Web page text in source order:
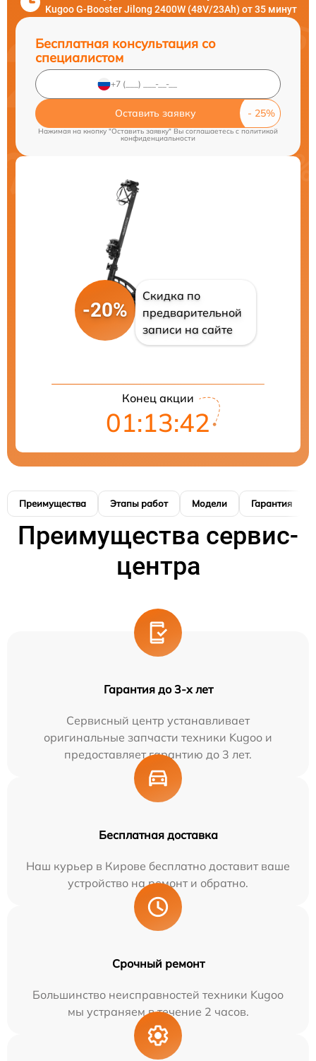
Kugoo G-Booster Jilong 2400W (48V/23Ah) от 35 минут
Бесплатная консультация со
специалистом
Оставить заявку
Нажимая на кнопку "Оставить заявку" Вы соглашаетесь cполитикой
конфиденциальности
-20%
Скидка по
предварительной
записи на сайте
Конец акции
01:13:41
Преимущества Этапы работ Модели Гарантия
Преимущества сервис-
центра
Гарантия до 3-х лет
Сервисный центр устанавливает
оригинальные запчасти техники Kugoo и
предоставляет гарантию до 3 лет.
Бесплатная доставка
Наш курьер в Кирове бесплатно доставит ваше
устройство на ремонт и обратно.
Срочный ремонт
Большинство неисправностей техники Kugoo
мы устраняем в течение 2 часов.